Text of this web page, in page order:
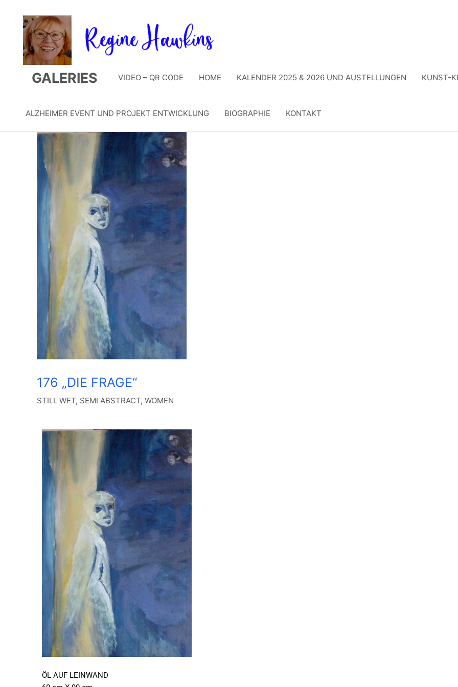
springen
GALERIES VIDEO – QR CODE HOME KALENDER 2025 & 2026 UND AUSTELLUNGEN KUNST-
ALZHEIMER EVENT UND PROJEKT ENTWICKLUNG BIOGRAPHIE KONTAKT
176 „DIE FRAGE“
STILL WET, SEMI ABSTRACT, WOMEN
ÖL AUF LEINWAND